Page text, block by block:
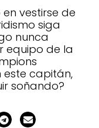
vestirse de
siga
nunca
equipo de la
este capitán,
soñando?